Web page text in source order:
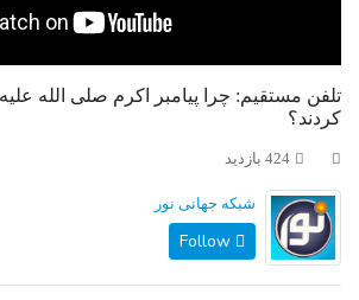
تلفن مستقیم: چرا پیامبر اکرم صلی الله
کردند؟
424 بازدید
شبکه جهانی نور